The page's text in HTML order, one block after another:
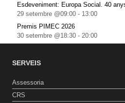
Esdeveniment: Europa Social. 40
29 setembre @09:00 - 13:00
Premis PIMEC 2026
30 setembre @18:30 - 20:00
SERVEIS
Assessoria
CRS